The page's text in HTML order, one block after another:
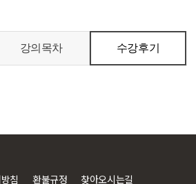
강의목차 수강후기
침 환불규정 찾아오시는길